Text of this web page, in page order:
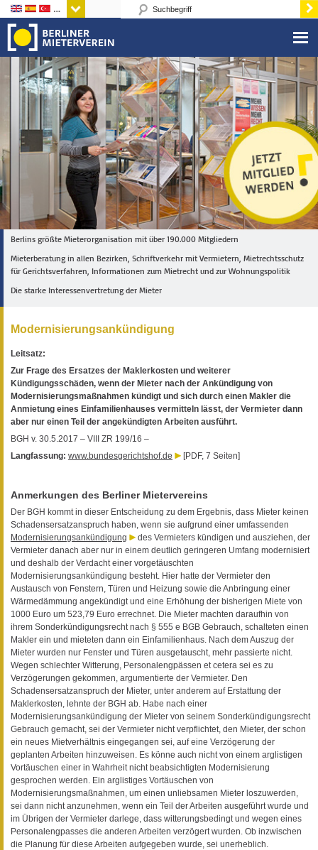
Sprachen
Berlins größte Mieterorganisation mit über 190.000 Mitgliedern
Mieterberatung in allen Bezirken, Schriftverkehr mit Vermietern, Mietrechtsschutz
für Gerichtsverfahren, Informationen zum Mietrecht und zur Wohnungspolitik
Die starke Interessenvertretung der Mieter
Modernisierungsankündigung
Leitsatz:
Zur Frage des Ersatzes der Maklerkosten und weiterer
Kündigungsschäden, wenn der Mieter nach der Ankündigung von
Modernisierungsmaßnahmen kündigt und sich durch einen Makler die
Anmietung eines Einfamilienhauses vermitteln lässt, der Vermieter dann
aber nur einen Teil der angekündigten Arbeiten ausführt.
BGH v. 30.5.2017 – VIII ZR 199/16 –
Langfassung: www.bundesgerichtshof.de [PDF, 7 Seiten]
Anmerkungen des Berliner Mietervereins
Der BGH kommt in dieser Entscheidung zu dem Ergebnis, dass Mieter keinen
Schadensersatzanspruch haben, wenn sie aufgrund einer umfassenden
Modernisierungsankündigung
des Vermieters kündigen und ausziehen, der
Vermieter danach aber nur in einem deutlich geringeren Umfang modernisiert
und deshalb der Verdacht einer vorgetäuschten
Modernisierungsankündigung besteht. Hier hatte der Vermieter den
Austausch von Fenstern, Türen und Heizung sowie die Anbringung einer
Wärmedämmung angekündigt und eine Erhöhung der bisherigen Miete von
1000 Euro um 523,79 Euro errechnet. Die Mieter machten daraufhin von
ihrem Sonderkündigungsrecht nach § 555 e BGB Gebrauch, schalteten einen
Makler ein und mieteten dann ein Einfamilienhaus. Nach dem Auszug der
Mieter wurden nur Fenster und Türen ausgetauscht, mehr passierte nicht.
Wegen schlechter Witterung, Personalengpässen et cetera sei es zu
Verzögerungen gekommen, argumentierte der Vermieter. Den
Schadensersatzanspruch der Mieter, unter anderem auf Erstattung der
Maklerkosten, lehnte der BGH ab. Habe nach einer
Modernisierungsankündigung der Mieter von seinem Sonderkündigungsrecht
Gebrauch gemacht, sei der Vermieter nicht verpflichtet, den Mieter, der schon
ein neues Mietverhältnis eingegangen sei, auf eine Verzögerung der
geplanten Arbeiten hinzuweisen. Es könne auch nicht von einem arglistigen
Vortäuschen einer in Wahrheit nicht beabsichtigten Modernisierung
gesprochen werden. Ein arglistiges Vortäuschen von
Modernisierungsmaßnahmen, um einen unliebsamen Mieter loszuwerden,
sei dann nicht anzunehmen, wenn ein Teil der Arbeiten ausgeführt wurde und
im Übrigen der Vermieter darlege, dass witterungsbedingt und wegen eines
Personalengpasses die anderen Arbeiten verzögert wurden. Ob inzwischen
die Planung für diese Arbeiten aufgegeben wurde, sei unerheblich.